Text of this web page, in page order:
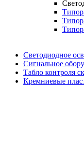
Светодиодное
Сигнальное
Табло контроля
Кремниевые